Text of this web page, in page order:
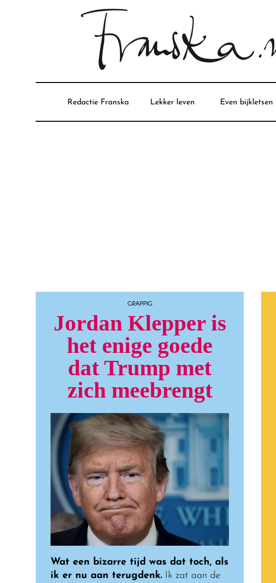
Redactie Franska Lekker leven Even bijkletsen
GRAPPIG
Jordan Klepper is
het enige goede
dat Trump met
zich meebrengt
Wat een bizarre tijd was dat toch, als
ik er nu aan terugdenk. Ik zat aan de